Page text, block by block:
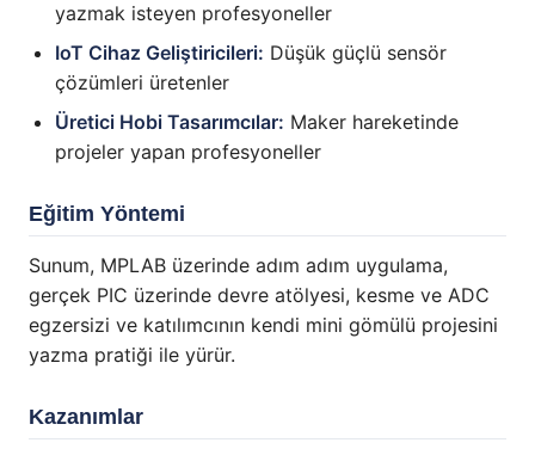
yazmak isteyen profesyoneller
IoT Cihaz Geliştiricileri: Düşük güçlü sensör
çözümleri üretenler
Üretici Hobi Tasarımcılar: Maker hareketinde
projeler yapan profesyoneller
Eğitim Yöntemi
Sunum, MPLAB üzerinde adım adım uygulama,
gerçek PIC üzerinde devre atölyesi, kesme ve ADC
egzersizi ve katılımcının kendi mini gömülü projesini
yazma pratiği ile yürür.
Kazanımlar